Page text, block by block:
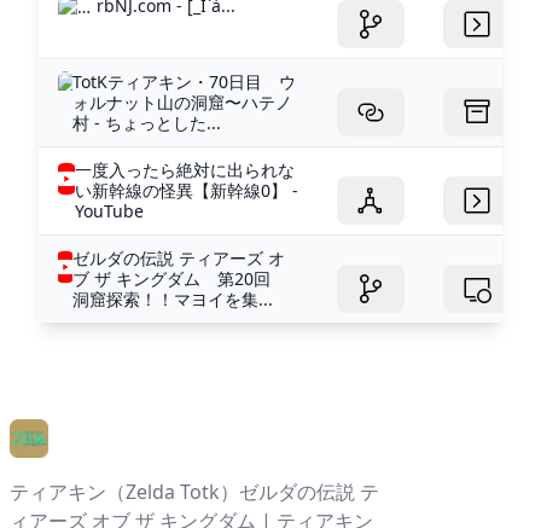
rbNJ.com - [_Ì`à...
TotKティアキン・70日目 ウ
ォルナット山の洞窟〜ハテノ
村 - ちょっとした...
一度入ったら絶対に出られな
い新幹線の怪異【新幹線0】 -
YouTube
ゼルダの伝説 ティアーズ オ
ブ ザ キングダム 第20回
洞窟探索！！マヨイを集...
ティアキン（Zelda Totk）ゼルダの伝説 テ
ィアーズ オブ ザ キングダム | ティアキン